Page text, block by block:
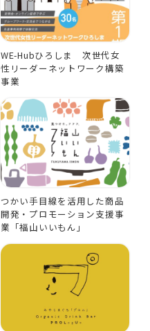
WE-Hubひろしま 次世代女
性リーダーネットワーク構築
事業
つかい手目線を活用した商品
開発・プロモーション支援事
業「福山いいもん」